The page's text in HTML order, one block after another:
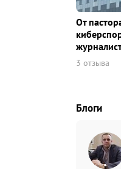
От
3 отзыва
Блоги